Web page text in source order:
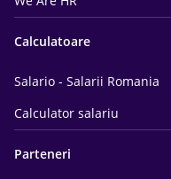
Calculatoare
Salario - Salarii Romania
Calculator salariu
Parteneri